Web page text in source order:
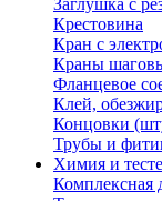
Заглушка с
Крестовина
Кран с
Краны
Фланцевое
Клей,
Концовки
Трубы и
Химия и
Комплексная